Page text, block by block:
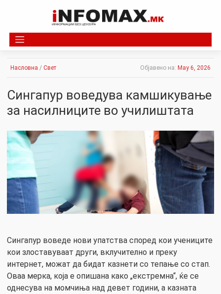
Насловна / Свет Објавено на: May 6, 2026
Сингапур воведува камшикување
за насилниците во училиштата
Сингапур воведе нови упатства според кои учениците
кои злоставуваат други, вклучително и преку
интернет, можат да бидат казнети со тепање со стап.
Оваа мерка, која е опишана како „екстремна“, ќе се
однесува на момчиња над девет години, а казната